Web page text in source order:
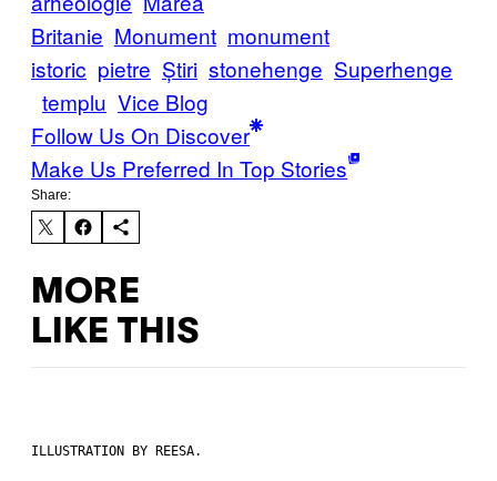
Britanie Monument monument
istoric pietre Știri stonehenge Superhenge
templu Vice Blog
Follow Us On Discover
Make Us Preferred In Top Stories
Share:
MORE
LIKE THIS
ILLUSTRATION BY REESA.